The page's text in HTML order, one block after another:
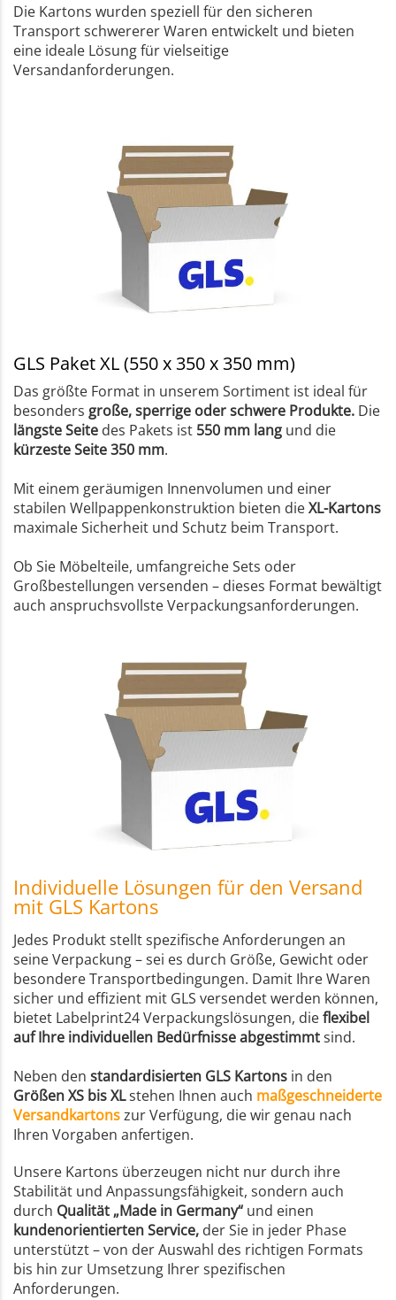
Die Kartons wurden speziell für den sicheren
Transport schwererer Waren entwickelt und bieten
eine ideale Lösung für vielseitige
Versandanforderungen.
GLS Paket XL (550 x 350 x 350 mm)
Das größte Format in unserem Sortiment ist ideal für
besonders große, sperrige oder schwere Produkte. Die
längste Seite des Pakets ist 550 mm lang und die
kürzeste Seite 350 mm.
Mit einem geräumigen Innenvolumen und einer
stabilen Wellpappenkonstruktion bieten dieXL-Kartons
maximale Sicherheit und Schutz beim Transport.
Ob Sie Möbelteile, umfangreiche Sets oder
Großbestellungen versenden – dieses Format bewältigt
auch anspruchsvollste Verpackungsanforderungen.
Individuelle Lösungen für den Versand
mit GLS Kartons
Jedes Produkt stellt spezifische Anforderungen an
seine Verpackung – sei es durch Größe, Gewicht oder
besondere Transportbedingungen. Damit Ihre Waren
sicher und effizient mit GLS versendet werden können,
bietet Labelprint24 Verpackungslösungen, dieflexibel
auf Ihre individuellen Bedürfnisse abgestimmtsind.
Neben den standardisierten GLS Kartons in den
Größen XS bis XLstehen Ihnen auch maßgeschneiderte
Versandkartonszur Verfügung, die wir genau nach
Ihren Vorgaben anfertigen.
Unsere Kartons überzeugen nicht nur durch ihre
Stabilität und Anpassungsfähigkeit, sondern auch
durch Qualität „Made in Germany“ und einen
kundenorientierten Service, der Sie in jeder Phase
unterstützt – von der Auswahl des richtigen Formats
bis hin zur Umsetzung Ihrer spezifischen
Anforderungen.